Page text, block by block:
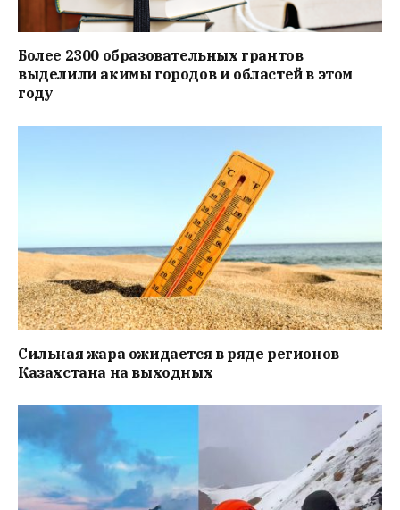
Более 2300 образовательных грантов
выделили акимы городов и областей в этом
году
Сильная жара ожидается в ряде регионов
Казахстана на выходных